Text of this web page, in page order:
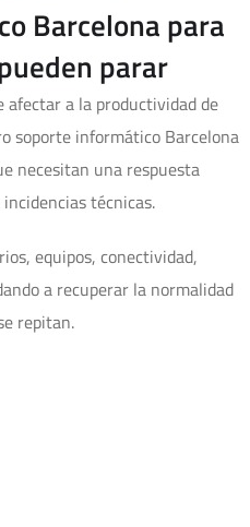
Barcelona para
parar
afectar a la productividad de
soporte informático Barcelona
necesitan una respuesta
técnicas.
equipos, conectividad,
a recuperar la normalidad
repitan.